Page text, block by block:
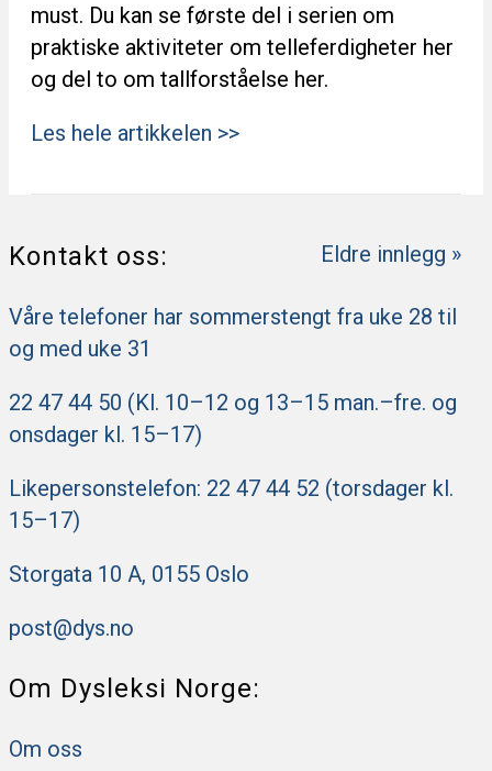
must. Du kan se første del i serien om
praktiske aktiviteter om telleferdigheter her
og del to om tallforståelse her.
Les hele artikkelen >>
Eldre innlegg »
Kontakt oss:
Våre telefoner har sommerstengt fra uke 28 til
og med uke 31
22 47 44 50 (Kl. 10–12 og 13–15 man.–fre. og
onsdager kl. 15–17)
Likepersonstelefon: 22 47 44 52 (torsdager kl.
15–17)
Storgata 10 A, 0155 Oslo
post@dys.no
Om Dysleksi Norge:
Om oss